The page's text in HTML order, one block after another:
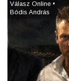
Válasz Online •
Bódis András